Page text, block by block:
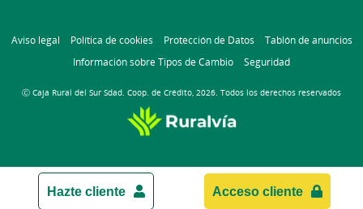
Hazte cliente Acceso cliente
Aviso legal Política de cookies Protección de Datos
Tablón de anuncios
Información sobre Tipos de Cambio
Seguridad
Ⓒ Caja Rural del Sur Sdad. Coop. de Crédito, 2026. Todos los derechos reservados